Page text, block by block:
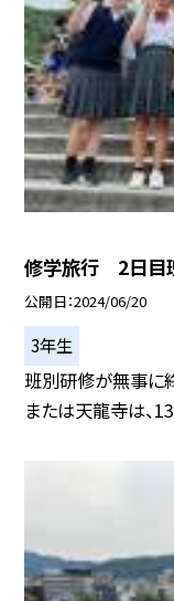
修学旅行 2日目
公開日 2024/06/20
3年生
班別研修が無事に
または天龍寺は、